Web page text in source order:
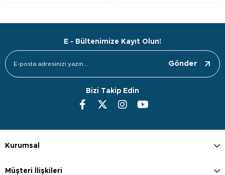
E - Bültenimize Kayıt Olun!
Gönder
Bizi Takip Edin
Kurumsal
Müşteri İlişkileri